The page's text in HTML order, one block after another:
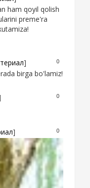
ham qoyil qolish
preme'ra
0
]
birga bo'lamiz!
0
0
]